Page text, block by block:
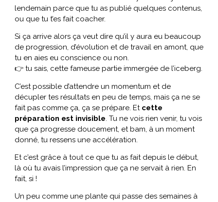
lendemain parce que tu as publié quelques contenus,
ou que tu t’es fait coacher.
Si ça arrive alors ça veut dire qu’il y aura eu beaucoup
de progression, d’évolution et de travail en amont, que
tu en aies eu conscience ou non.
👉 tu sais, cette fameuse partie immergée de l’iceberg.
C’est possible d’attendre un momentum et de
décupler tes résultats en peu de temps, mais ça ne se
fait pas comme ça, ça se prépare. Et cette
préparation est invisible. Tu ne vois rien venir, tu vois
que ça progresse doucement, et bam, à un moment
donné, tu ressens une accélération.
Et c’est grâce à tout ce que tu as fait depuis le début,
là où tu avais l’impression que ça ne servait à rien. En
fait, si !
Un peu comme une plante qui passe des semaines à